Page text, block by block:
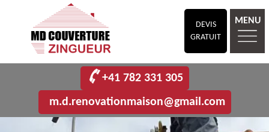
DEVIS
GRATUIT
MENU
+41 782 331 305
m.d.renovationmaison@gmail.com